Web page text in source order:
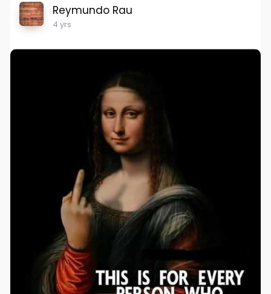
Reymundo Rau
4 yrs